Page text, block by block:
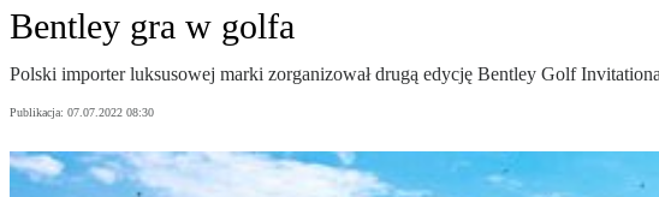
Bentley gra w golfa
Polski importer luksusowej marki zorganizował drugą edycję Bentley Golf
Publikacja: 07.07.2022 08:30